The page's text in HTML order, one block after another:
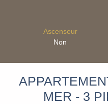
Ascenseur
Non
MER - 3